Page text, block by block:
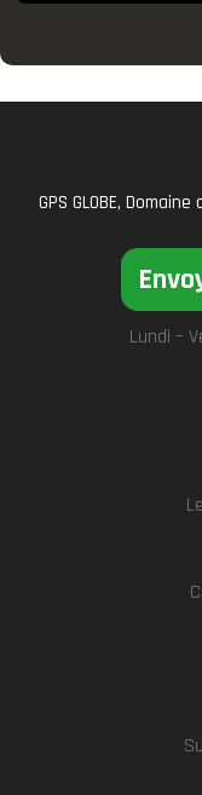
GPS GLOBE,
Lundi –